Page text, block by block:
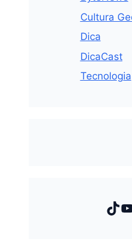
Cultura
Dica
DicaCast
Tecnologia